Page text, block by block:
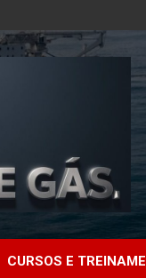
|
CURSOS E